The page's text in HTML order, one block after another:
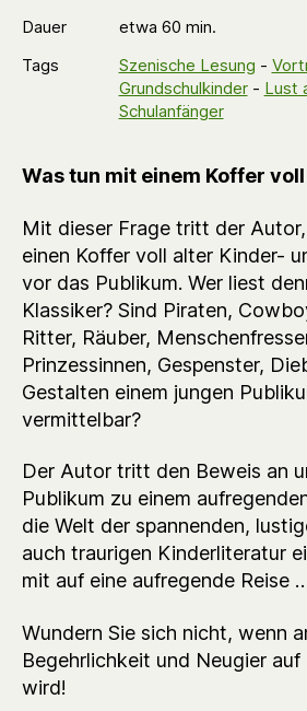
Dauer
etwa 60 min.
Tags
Szenische Lesung -
Grundschulkinder- Lust
Schulanfänger
Was tun mit einem Koffer
Mit dieser Frage tritt der
einen Koffer voll alter Kinder-
vor das Publikum. Wer liest
Klassiker? Sind Piraten,
Ritter, Räuber,
Prinzessinnen, Gespenster,
Gestalten einem jungen
vermittelbar?
Der Autor tritt den Beweis an
Publikum zu einem
die Welt der spannenden,
auch traurigen Kinderliteratur
mit auf eine aufregende Reise
Wundern Sie sich nicht, wenn
Begehrlichkeit und Neugier
wird!